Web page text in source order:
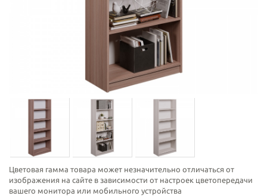
Цветовая гамма товара может незначительно отличаться от
изображения на сайте в зависимости от настроек цветопередачи
вашего монитора или мобильного устройства